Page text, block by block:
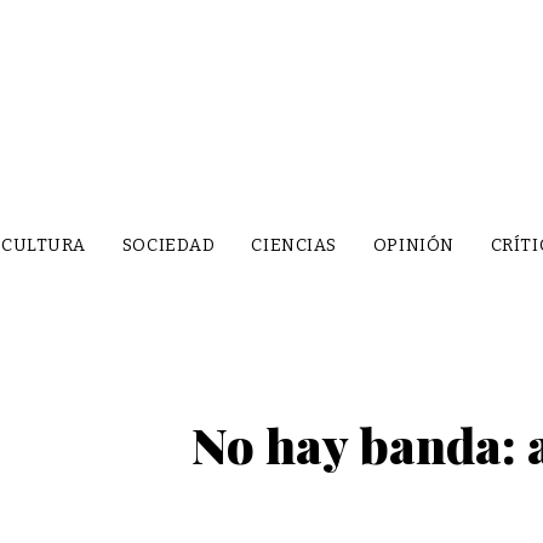
CULTURA SOCIEDAD CIENCIAS OPINIÓN
No hay